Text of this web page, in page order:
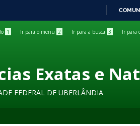
1 Ir para o menu 2 Ir para a busca 3 Ir para
Exatas e
FEDERAL DE UBERLÂNDIA